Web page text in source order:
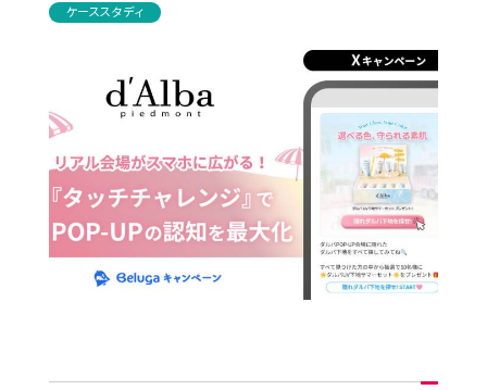
ケーススタディ